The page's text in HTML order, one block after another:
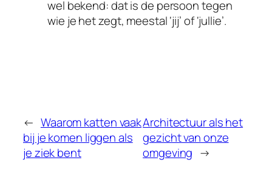
wel bekend: dat is de persoon tegen
wie je het zegt, meestal ‘jij’ of ‘jullie’.
← Waarom katten vaak
bij je komen liggen als
je ziek bent
Architectuur als het
gezicht van onze
omgeving →